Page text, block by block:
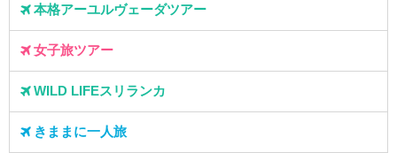
本格アーユルヴェーダツアー
女子旅ツアー
WILD LIFEスリランカ
きままに一人旅